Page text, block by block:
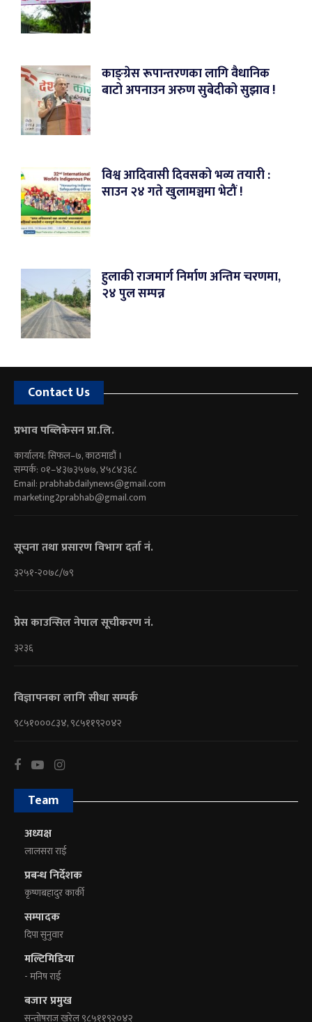
काङ्ग्रेस रूपान्तरणका लागि वैधानिक
बाटो अपनाउन अरुण सुबेदीको सुझाव !
विश्व आदिवासी दिवसको भव्य तयारी :
साउन २४ गते खुलामञ्चमा भेटौं !
हुलाकी राजमार्ग निर्माण अन्तिम चरणमा,
२४ पुल सम्पन्न
Contact Us
प्रभाव पब्लिकेसन प्रा.लि.
कार्यालय: सिफल–७, काठमाडौं ।
सम्पर्क: ०१–४३७३५७७, ४५८४३६८
Email:prabhabdailynews@gmail.com
marketing2prabhab@gmail.com
सूचना तथा प्रसारण विभाग दर्ता नं.
३२५१-२०७८/७९
प्रेस काउन्सिल नेपाल सूचीकरण नं.
३२३६
विज्ञापनका लागि सीधा सम्पर्क
९८५१०००८३४, ९८५११९२०४२
Team
अध्यक्ष
लालसरा राई
प्रबन्ध निर्देशक
कृष्णबहादुर कार्की
सम्पादक
दिपा सुनुवार
मल्टिमिडिया
- मनिष राई
बजार प्रमुख
सन्तोषराज खरेल ९८५११९२०४२